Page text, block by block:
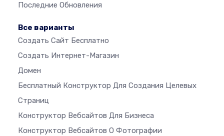
Последние Обновления
Все варианты
Создать Сайт Бесплатно
Создать Интернет-Магазин
Домен
Бесплатный Конструктор Для Создания Целевых
Страниц
Конструктор Вебсайтов Для Бизнеса
Конструктор Вебсайтов О Фотографии